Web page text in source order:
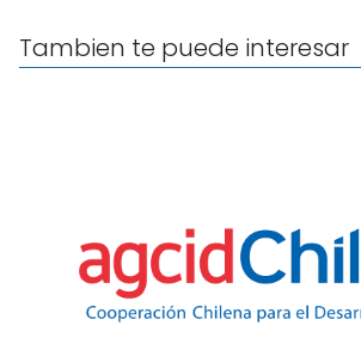
Tambien te puede interesar